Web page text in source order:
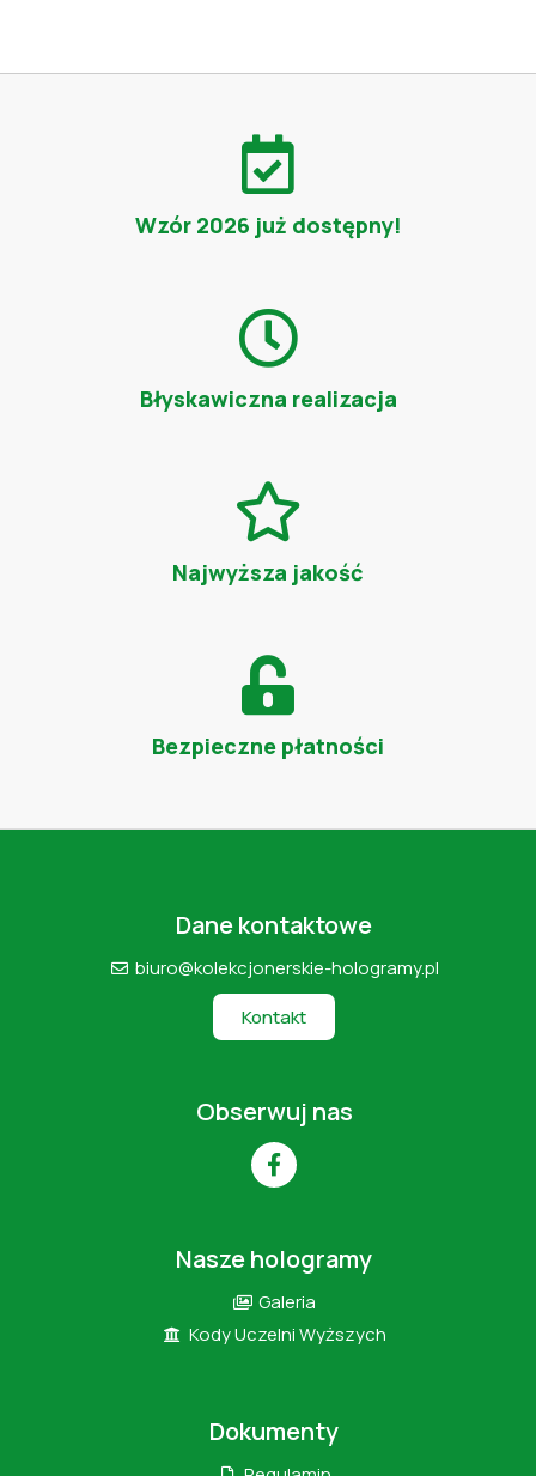
Wzór 2026 już dostępny!
Błyskawiczna realizacja
Najwyższa jakość
Bezpieczne płatności
Dane kontaktowe
biuro@kolekcjonerskie-hologramy.pl
Kontakt
Obserwuj nas
Nasze hologramy
Galeria
Kody Uczelni Wyższych
Dokumenty